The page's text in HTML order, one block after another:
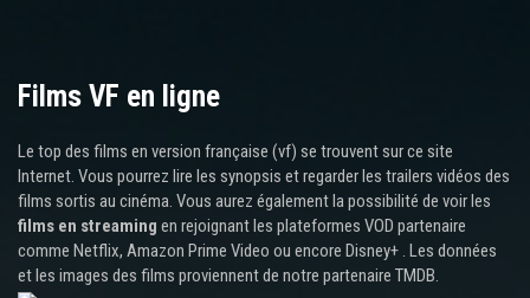
Films VF en ligne
Le top des films en version française (vf) se trouvent sur ce site
Internet. Vous pourrez lire les synopsis et regarder les trailers vidéos des
films sortis au cinéma. Vous aurez également la possibilité de voir les
films en streaming en rejoignant les plateformes VOD partenaire
comme Netflix, Amazon Prime Video ou encore Disney+ . Les données
et les images des films proviennent de notre partenaire TMDB.